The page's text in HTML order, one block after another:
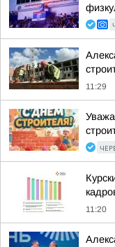
11:29
11:20